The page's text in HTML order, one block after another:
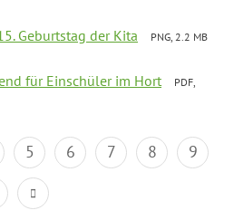
Geburtstag der Kita
PNG, 2.2 MB
für Einschüler im Hort
PDF,
5 6 7 8
9